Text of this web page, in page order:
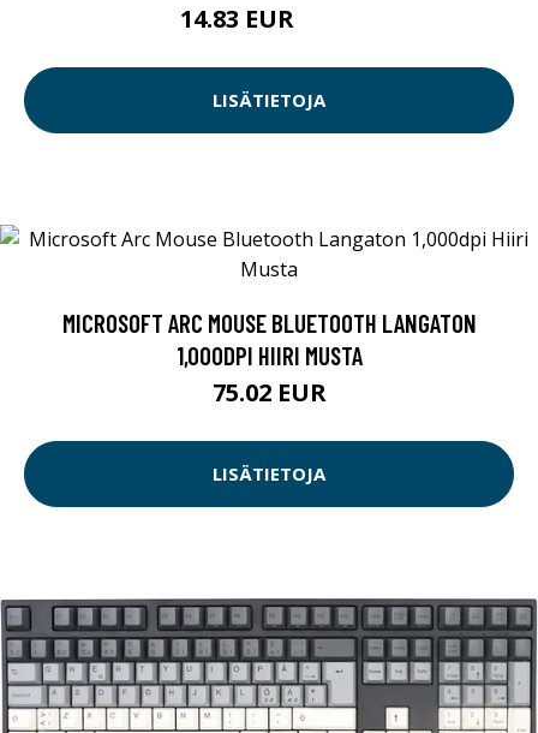
14.83 EUR
LISÄTIETOJA
MICROSOFT ARC MOUSE BLUETOOTH LANGATON
1,000DPI HIIRI MUSTA
75.02 EUR
LISÄTIETOJA